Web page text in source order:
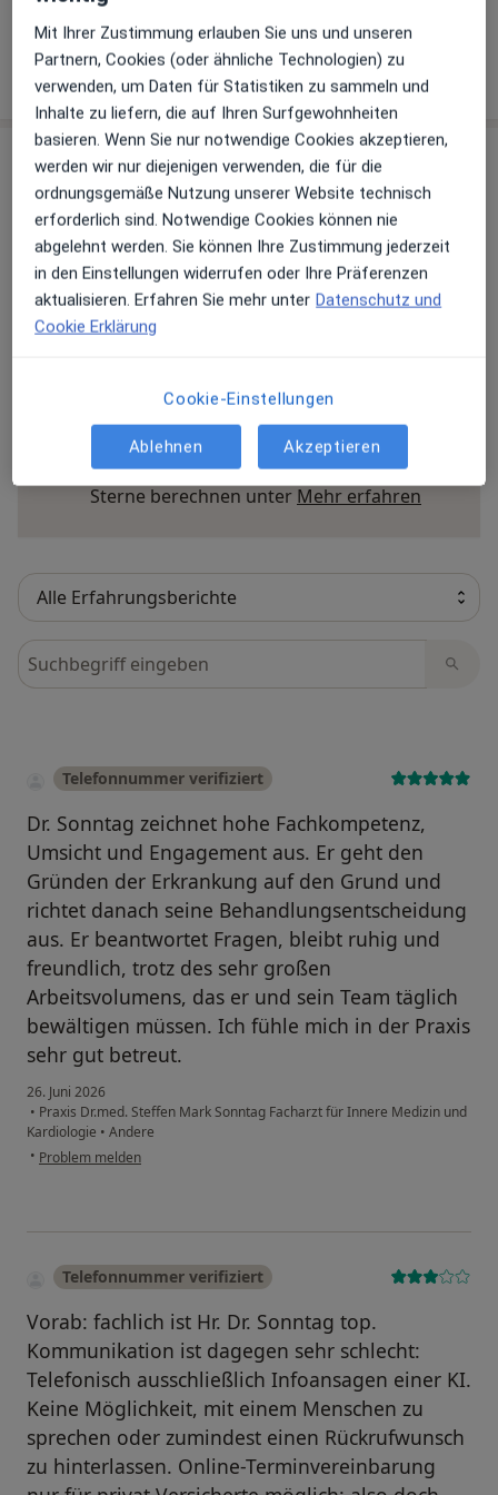
030 213...
Mehr Details anzeigen
über die Adresse
Erfahrungen
Bewerten
9 Bewertungen
Jede einzelne Bewertungen ist wichtig. Wir
prüfen und moderieren Bewertungen
gemäß unserer Richtlinien. Erfahren Sie
mehr über Bewertungen und wie wir
Sterne berechnen unter Mehr erfahren
Bewertungen durchsuchen
Telefonnummer verifiziert
Dr. Sonntag zeichnet hohe Fachkompetenz,
Umsicht und Engagement aus. Er geht den
Gründen der Erkrankung auf den Grund und
richtet danach seine Behandlungsentscheidung
aus. Er beantwortet Fragen, bleibt ruhig und
freundlich, trotz des sehr großen
Arbeitsvolumens, das er und sein Team täglich
bewältigen müssen. Ich fühle mich in der Praxis
sehr gut betreut.
26. Juni 2026
• Praxis Dr.med. Steffen Mark Sonntag Facharzt für Innere Medizin und
Kardiologie • Andere
• Problem melden
Telefonnummer verifiziert
Vorab: fachlich ist Hr. Dr. Sonntag top.
Kommunikation ist dagegen sehr schlecht:
Telefonisch ausschließlich Infoansagen einer KI.
Keine Möglichkeit, mit einem Menschen zu
sprechen oder zumindest einen Rückrufwunsch
zu hinterlassen. Online-Terminvereinbarung
Mit Ihrer Zustimmung erlauben Sie uns und unseren
Partnern, Cookies (oder ähnliche Technologien) zu
verwenden, um Daten für Statistiken zu sammeln und
Inhalte zu liefern, die auf Ihren Surfgewohnheiten
basieren. Wenn Sie nur notwendige Cookies akzeptieren,
werden wir nur diejenigen verwenden, die für die
ordnungsgemäße Nutzung unserer Website technisch
erforderlich sind. Notwendige Cookies können nie
abgelehnt werden. Sie können Ihre Zustimmung jederzeit
in den Einstellungen widerrufen oder Ihre Präferenzen
aktualisieren. Erfahren Sie mehr unter Datenschutz und
Cookie Erklärung
Cookie-Einstellungen
Ablehnen Akzeptieren